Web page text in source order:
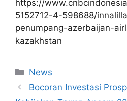
https://
5152712-4-598688/
penumpang-azerbaijan-
kazakhstan
Kategori
News
Bocoran Investasi